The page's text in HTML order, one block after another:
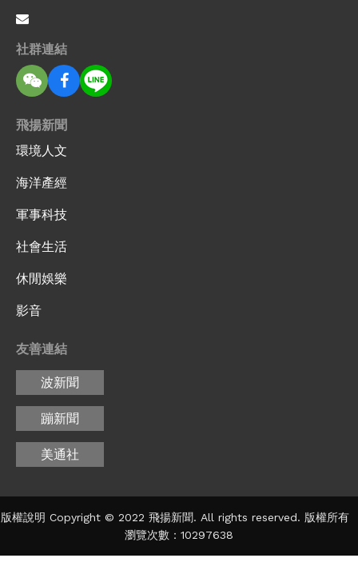
社群連結
飛揚新聞
環境人文
海洋產經
軍事科技
社會生活
休閒娛樂
影音
友善連結
波新聞
蹦新聞
美通社
版權說明 Copyright © 2022 飛揚新聞. All rights reserved. 版權所有
瀏覽次數：10297638